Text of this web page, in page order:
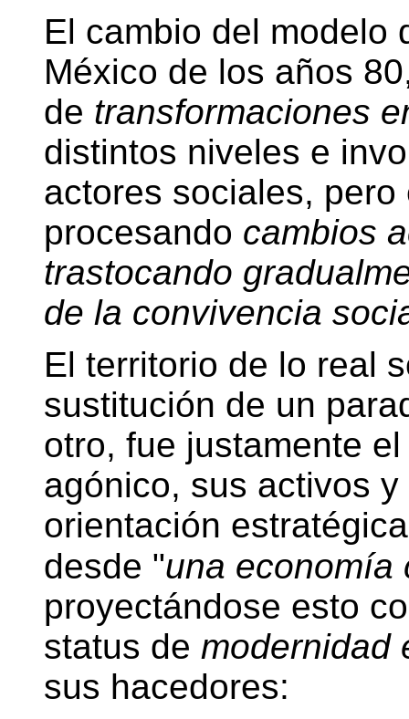
El cambio del modelo
México de los años
de transformaciones
distintos niveles e
actores sociales,
procesando cambios
trastocando
de la convivencia
El territorio de lo real
sustitución de un
otro, fue justamente
agónico, sus activos
orientación
desde "una economía
proyectándose esto
status de modernidad
sus hacedores: